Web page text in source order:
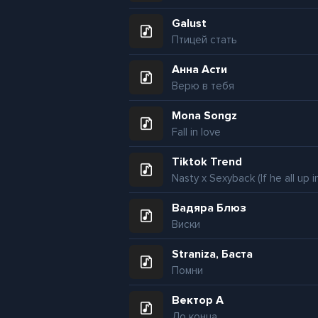
Galust
Птицей стать
Анна Асти
Верю в тебя
Mona Songz
Fall in love
Tiktok Trend
Вадяра Блюз
Виски
Straniza, Баста
Помни
Вектор А